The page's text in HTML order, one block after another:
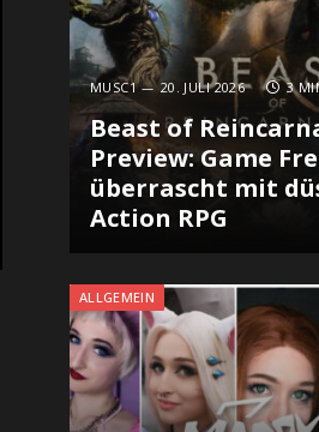
MUSC1 20. JULI 2026 3
Beast of
Preview: Game
überrascht mit
Action RPG
ALLGEMEIN